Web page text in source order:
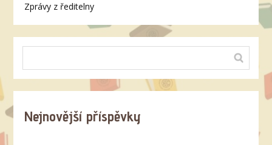
Zprávy z ředitelny
Nejnovější příspěvky